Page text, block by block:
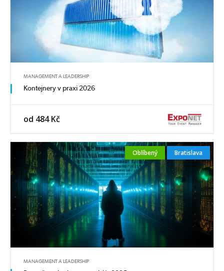
MANAGEMENT A LEADERSHIP
Kontejnery v praxi 2026
od 484 Kč
Oblíbený Bratislava
MANAGEMENT A LEADERSHIP